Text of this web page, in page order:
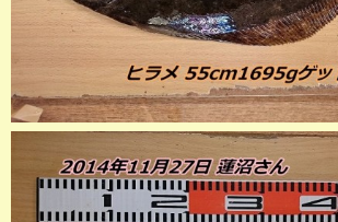
スタッフブログ
店長釣行記
スタッフ釣行記
釣果投稿フォーム
お問い合わせ